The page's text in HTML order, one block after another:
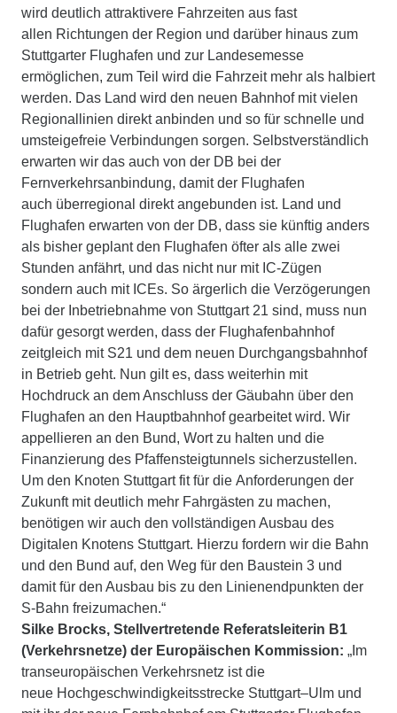
wird deutlich attraktivere Fahrzeiten aus fast
allen Richtungen der Region und darüber hinaus zum
Stuttgarter Flughafen und zur Landesemesse
ermöglichen, zum Teil wird die Fahrzeit mehr als halbiert
werden. Das Land wird den neuen Bahnhof mit vielen
Regionallinien direkt anbinden und so für schnelle und
umsteigefreie Verbindungen sorgen. Selbstverständlich
erwarten wir das auch von der DB bei der
Fernverkehrsanbindung, damit der Flughafen
auch überregional direkt angebunden ist. Land und
Flughafen erwarten von der DB, dass sie künftig anders
als bisher geplant den Flughafen öfter als alle zwei
Stunden anfährt, und das nicht nur mit IC-Zügen
sondern auch mit ICEs. So ärgerlich die Verzögerungen
bei der Inbetriebnahme von Stuttgart 21 sind, muss nun
dafür gesorgt werden, dass der Flughafenbahnhof
zeitgleich mit S21 und dem neuen Durchgangsbahnhof
in Betrieb geht. Nun gilt es, dass weiterhin mit
Hochdruck an dem Anschluss der Gäubahn über den
Flughafen an den Hauptbahnhof gearbeitet wird. Wir
appellieren an den Bund, Wort zu halten und die
Finanzierung des Pfaffensteigtunnels sicherzustellen.
Um den Knoten Stuttgart fit für die Anforderungen der
Zukunft mit deutlich mehr Fahrgästen zu machen,
benötigen wir auch den vollständigen Ausbau des
Digitalen Knotens Stuttgart. Hierzu fordern wir die Bahn
und den Bund auf, den Weg für den Baustein 3 und
damit für den Ausbau bis zu den Linienendpunkten der
S-Bahn freizumachen.“
Silke Brocks, Stellvertretende Referatsleiterin B1
(Verkehrsnetze) der Europäischen Kommission: „Im
transeuropäischen Verkehrsnetz ist die
neue Hochgeschwindigkeitsstrecke Stuttgart–Ulm und